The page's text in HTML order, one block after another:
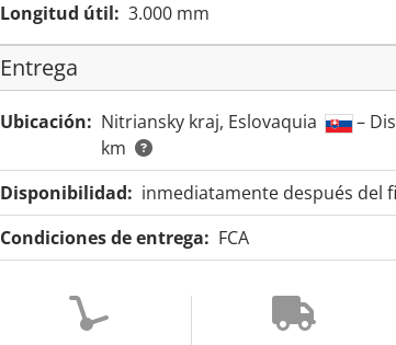
Longitud útil: 3.000 mm
Entrega
Ubicación: Nitriansky kraj, Eslovaquia
–
km
Disponibilidad: inmediatamente después del
Condiciones de entrega: FCA